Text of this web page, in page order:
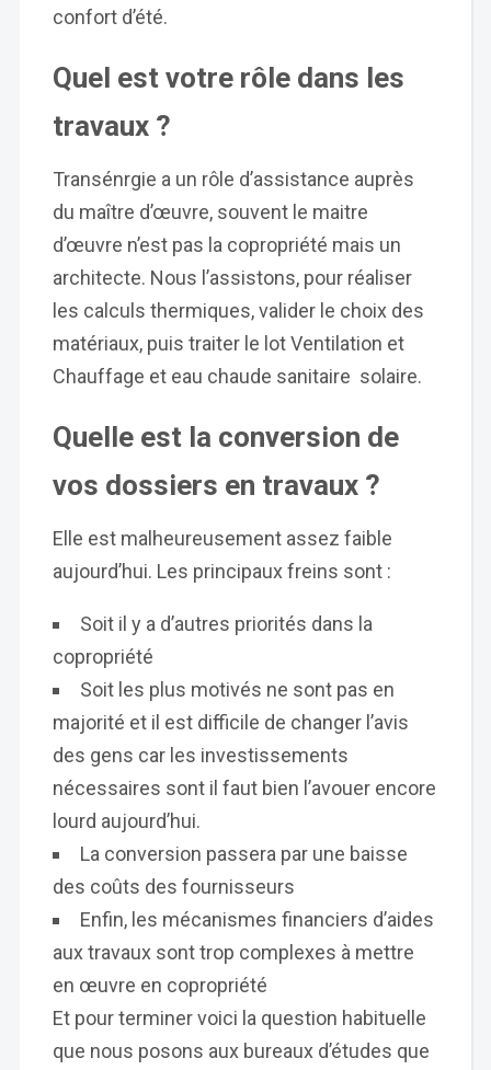
confort d’été.
Quel est votre rôle dans les
travaux ?
Transénrgie a un rôle d’assistance auprès
du maître d’œuvre, souvent le maitre
d’œuvre n’est pas la copropriété mais un
architecte. Nous l’assistons, pour réaliser
les calculs thermiques, valider le choix des
matériaux, puis traiter le lot Ventilation et
Chauffage et eau chaude sanitaire solaire.
Quelle est la conversion de
vos dossiers en travaux ?
Elle est malheureusement assez faible
aujourd’hui. Les principaux freins sont :
Soit il y a d’autres priorités dans la
copropriété
Soit les plus motivés ne sont pas en
majorité et il est difficile de changer l’avis
des gens car les investissements
nécessaires sont il faut bien l’avouer encore
lourd aujourd’hui.
La conversion passera par une baisse
des coûts des fournisseurs
Enfin, les mécanismes financiers d’aides
aux travaux sont trop complexes à mettre
en œuvre en copropriété
Et pour terminer voici la question habituelle
que nous posons aux bureaux d’études que